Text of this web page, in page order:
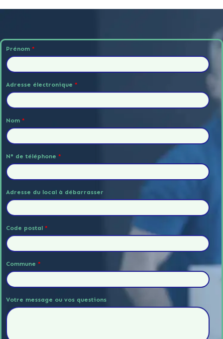
Prénom *
Adresse électronique *
Nom *
N° de téléphone *
Adresse du local à débarrasser
Code postal *
Commune *
Votre message ou vos questions